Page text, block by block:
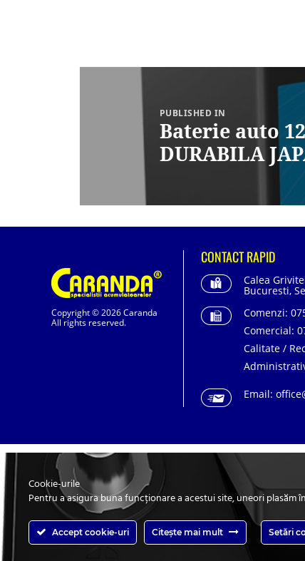
PUBLISHED IN
Baterie auto
DURABILA
Copyright © 2026 Caranda
All rights reserved.
CONTACT RAPID
Calea
Bucuresti,
Comenzi:
Comercial:
Calitate /
Email:
SC. CARANDA BATERII SRL. | SR EN ISO
Caranda.ro este un magazin
Cookie-urile
Pentru a asigura buna funcționare a acestui site, uneori
Accept cookie-uri Citește mai mult Setări